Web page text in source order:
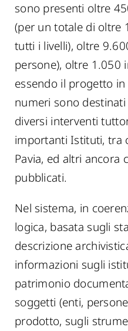
sono presenti oltre
(per un totale di oltre
tutti i livelli), oltre
persone), oltre 1.050
essendo il progetto
numeri sono
diversi interventi
importanti Istituti, tra
Pavia, ed altri ancora
pubblicati.
Nel sistema, in
logica, basata sugli
descrizione
informazioni sugli
patrimonio
soggetti (enti,
prodotto, sugli